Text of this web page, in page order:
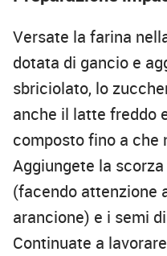
Versate la farina
dotata di gancio e
sbriciolato, lo
anche il latte freddo
composto fino a che
Aggiungete la
(facendo attenzione
arancione) e i semi
Continuate a